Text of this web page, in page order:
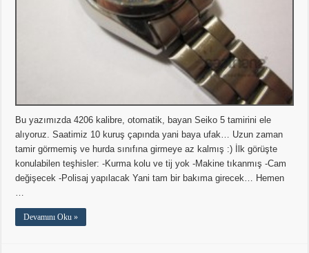
Bu yazımızda 4206 kalibre, otomatik, bayan Seiko 5 tamirini ele
alıyoruz. Saatimiz 10 kuruş çapında yani baya ufak… Uzun zaman
tamir görmemiş ve hurda sınıfına girmeye az kalmış :) İlk görüşte
konulabilen teşhisler: -Kurma kolu ve tij yok -Makine tıkanmış -Cam
değişecek -Polisaj yapılacak Yani tam bir bakıma girecek… Hemen
Devamını Oku »